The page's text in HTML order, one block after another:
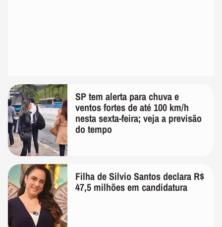
SP tem alerta para chuva e
ventos fortes de até 100 km/h
nesta sexta-feira; veja a previsão
do tempo
Filha de Silvio Santos declara R$
47,5 milhões em candidatura